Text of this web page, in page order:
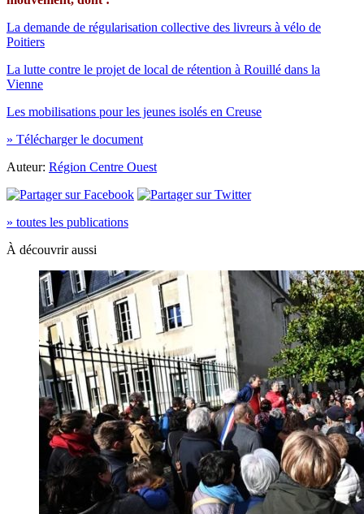
La demande de régularisation collective des livreurs à vélo de
Poitiers
La lutte contre le projet de local de rétention à Rouillé dans la
Vienne
Les mobilisations pour les jeunes isolés en Creuse
» Télécharger le document
Auteur: Région Centre Ouest
» toutes les publications
À découvrir aussi